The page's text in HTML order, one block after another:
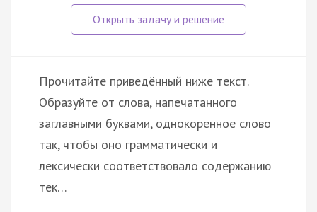
Прочитайте приведённый ниже текст.
Образуйте от слова, напечатанного
заглавными буквами, однокоренное слово
так, чтобы оно грамматически и
лексически соответствовало содержанию
тек…